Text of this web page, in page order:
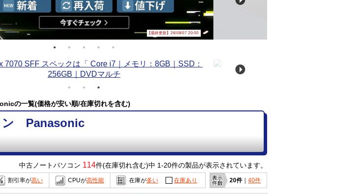
【最終更新】26/08/07 20:00
の一覧(価格が安い順/在庫切れを含む)
ン Panasonic
中古ノートパソコン 114件(在庫切れ含む)中 1-20件の製品が表示されています。
割引率が高い CPUが高性能 在庫が多い 在庫あり 20件｜ 40件